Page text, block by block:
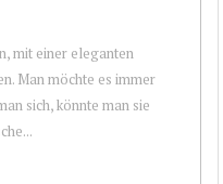
mit einer eleganten
Man möchte es immer
sich, könnte man sie